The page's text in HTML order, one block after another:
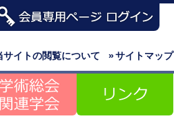
»サイトマップ
サイトの閲覧について